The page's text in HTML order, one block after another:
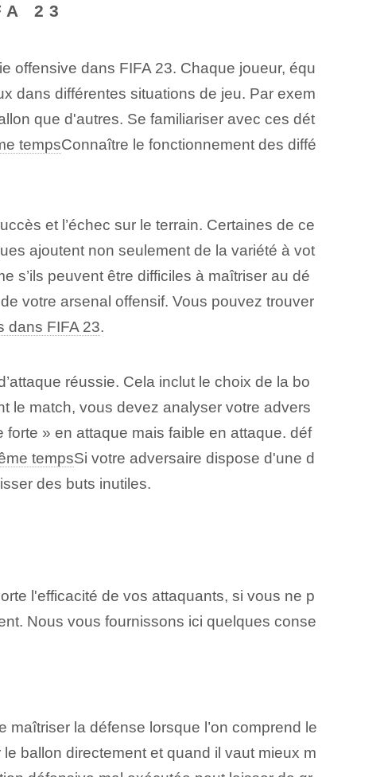
23
offensive dans ⁤FIFA 23.‍ Chaque joueur, équ
dans différentes situations de jeu. Par exem
que d'autres. Se familiariser avec ces dét
tempsConnaître le fonctionnement des diffé
et l’échec sur le terrain. Certaines de ce
ajoutent non seulement⁤ de la variété à vot
s’ils peuvent être difficiles à maîtriser au dé
votre arsenal offensif. Vous pouvez trouver
dans FIFA 23.
réussie. Cela inclut le choix de la bo
le match, vous devez analyser votre advers
» en attaque mais faible en attaque. déf
tempsSi votre adversaire dispose d'une d
des buts inutiles.
l'efficacité de vos attaquants, si vous ne p
Nous vous fournissons ici quelques conse
maîtriser la défense lorsque l’on comprend le
ballon directement et quand il vaut mieux m